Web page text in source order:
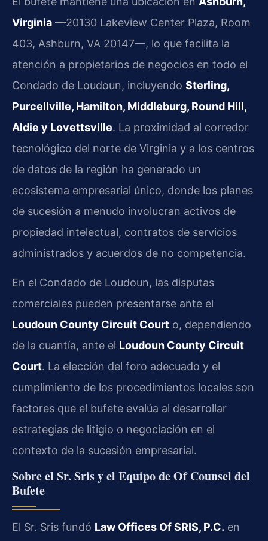
Virginia —20130 Lakeview Center Plaza, Room
403, Ashburn, VA 20147—, lo que facilita la
atención a propietarios de negocios en todo el
Condado de Loudoun, incluyendo Sterling,
Purcellville, Hamilton, Middleburg, Round Hill,
Aldie y Lovettsville. La proximidad al corredor
tecnológico del norte de Virginia y a los centros
de datos de la región ha generado un
ecosistema empresarial único, donde los planes
de sucesión a menudo involucran activos de
propiedad intelectual, contratos de servicios
administrados y acuerdos de no competencia.
En el Condado de Loudoun, las disputas
comerciales pueden presentarse ante el
Loudoun County Circuit Court o, dependiendo
de la cuantía, ante el Loudoun County Circuit
Court. La elección del foro adecuado y el
cumplimiento de los procedimientos locales son
factores que el bufete evalúa al desarrollar
estrategias de litigio o negociación en el
contexto de la sucesión empresarial.
Sobre el Sr. Sris y el Equipo de Of Counsel del
Bufete
El Sr. Sris fundó Law Offices Of SRIS, P.C. en